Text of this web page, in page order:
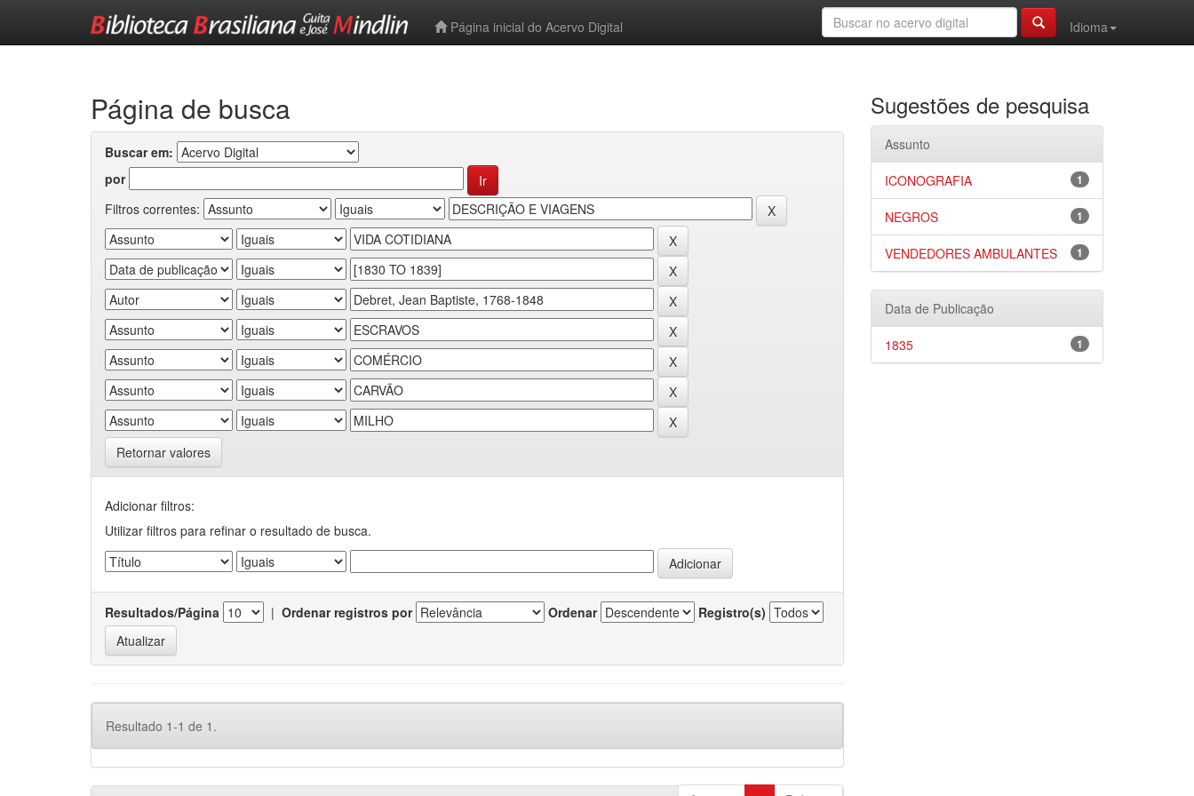
Página inicial do Acervo Digital
Idioma
Página de busca
Buscar em:
por
Filtros correntes:
Retornar valores
Adicionar filtros:
Utilizar filtros para refinar o resultado de busca.
Resultados/Página | Ordenar registros por Ordenar Registro(s)
Resultado 1-1 de 1.
Sugestões de pesquisa
Assunto
1
ICONOGRAFIA
1
NEGROS
1
VENDEDORES AMBULANTES
Data de Publicação
1
1835